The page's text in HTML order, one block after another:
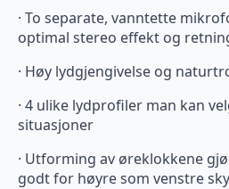
· To separate, vanntette
optimal stereo effekt og
· Høy lydgjengivelse og
· 4 ulike lydprofiler man kan
situasjoner
· Utforming av øreklokkene
godt for høyre som venstre